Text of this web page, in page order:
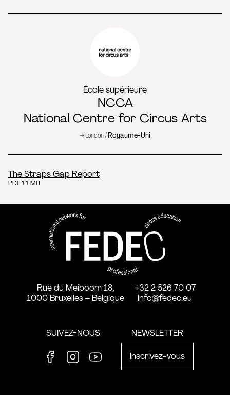
École supérieure
NCCA
National Centre for Circus Arts
→ London /Royaume-Uni
The Straps Gap Report
PDF 1.1 MB
FEDEC - Réseau
professionnelle aux arts du
Rue du Meiboom 18,
1000 Bruxelles – Belgique
+32 2 526 70 07
info@fedec.eu
SUIVEZ-NOUS
Youtube
NEWSLETTER
Inscrivez-vous